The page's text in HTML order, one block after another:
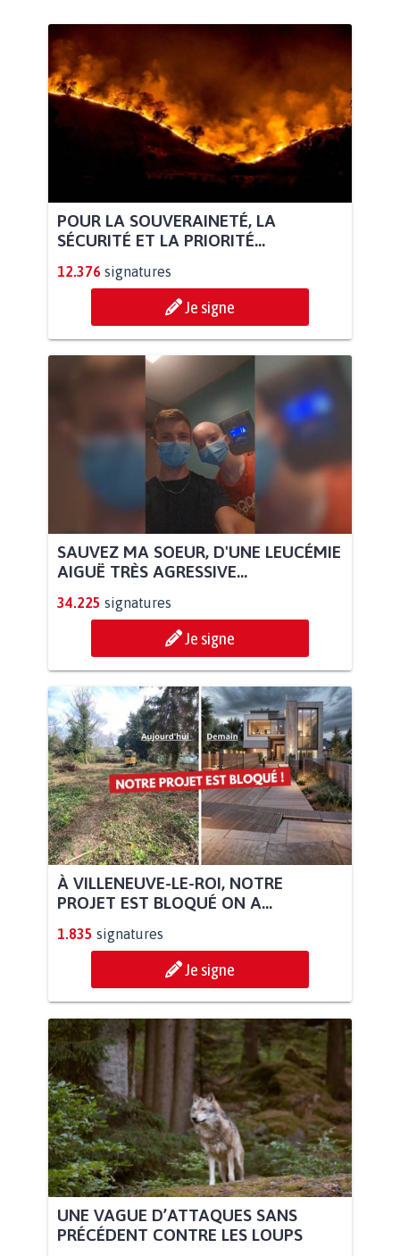
POUR LA SOUVERAINETÉ, LA
SÉCURITÉ ET LA PRIORITÉ...
12.376 signatures
Je signe
SAUVEZ MA SOEUR, D'UNE LEUCÉMIE
AIGUË TRÈS AGRESSIVE...
34.225 signatures
Je signe
À VILLENEUVE-LE-ROI, NOTRE
PROJET EST BLOQUÉ ON A...
1.835 signatures
Je signe
UNE VAGUE D’ATTAQUES SANS
PRÉCÉDENT CONTRE LES LOUPS